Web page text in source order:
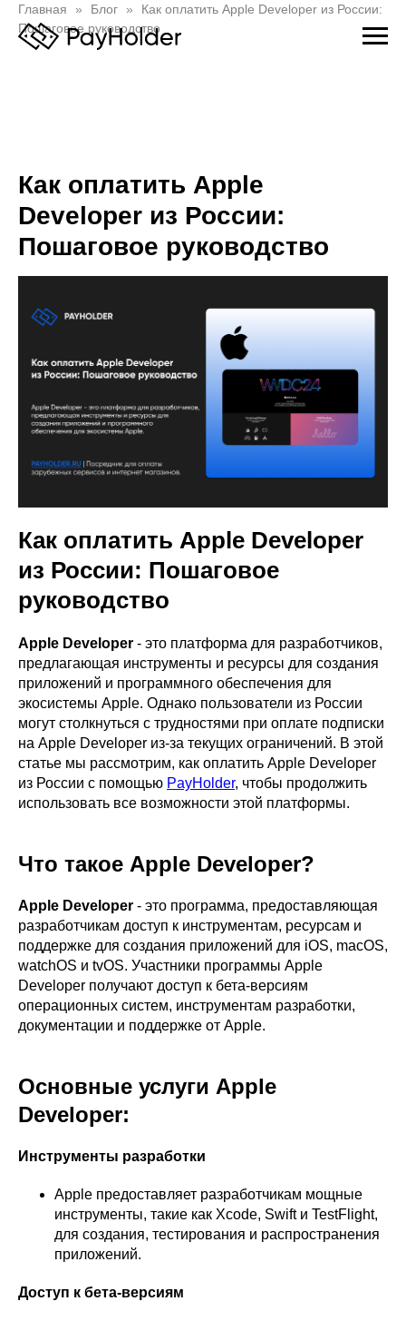
Главная Блог
Как оплатить Apple Developer из России:
Пошаговое руководство
Как оплатить Apple
Developer из России:
Пошаговое руководство
Как оплатить Apple Developer
из России: Пошаговое
руководство
Apple Developer - это платформа для разработчиков,
предлагающая инструменты и ресурсы для создания
приложений и программного обеспечения для
экосистемы Apple. Однако пользователи из России
могут столкнуться с трудностями при оплате подписки
на Apple Developer из-за текущих ограничений. В этой
статье мы рассмотрим, как оплатить Apple Developer
из России с помощью PayHolder, чтобы продолжить
использовать все возможности этой платформы.
Что такое Apple Developer?
Apple Developer - это программа, предоставляющая
разработчикам доступ к инструментам, ресурсам и
поддержке для создания приложений для iOS, macOS,
watchOS и tvOS. Участники программы Apple
Developer получают доступ к бета-версиям
операционных систем, инструментам разработки,
документации и поддержке от Apple.
Основные услуги Apple
Developer:
Инструменты разработки
Apple предоставляет разработчикам мощные
инструменты, такие как Xcode, Swift и TestFlight,
для создания, тестирования и распространения
приложений.
Доступ к бета-версиям